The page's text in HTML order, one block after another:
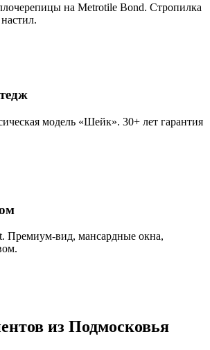
на Metrotile Bond. Стропилка
модель «Шейк». 30+ лет гарантия
Премиум-вид, мансардные окна,
из Подмосковья